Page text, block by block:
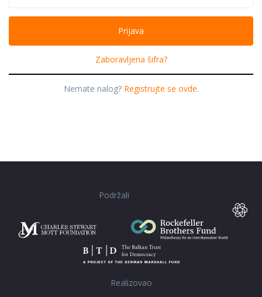
Zaboravljena šifra?
Nemate nalog? Registrujte se ovde.
Podržali
Realizovao